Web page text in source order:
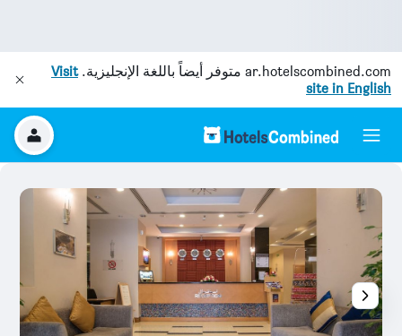
ar.hotelscombined.com متوفر أيضاً باللغة الإنجليزية.Visit
site in English